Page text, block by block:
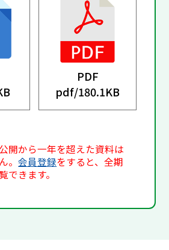
PDF
pdf/180.1KB
開から一年を超えた資料は
。会員登録をすると、全期
できます。